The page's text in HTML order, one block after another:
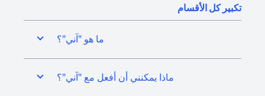
تكبير كل الأقسام
ما هو "آني"؟
ماذا يمكنني أن أفعل مع "آني"؟